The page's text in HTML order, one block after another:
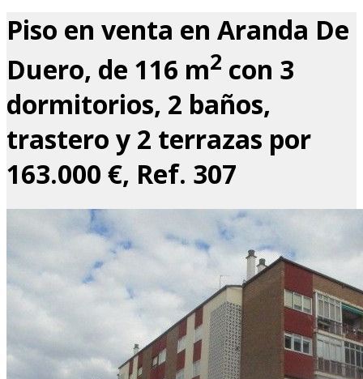
Piso en venta en Aranda De
Duero, de 116 m2 con 3
dormitorios, 2 baños,
trastero y 2 terrazas por
163.000 €, Ref. 307